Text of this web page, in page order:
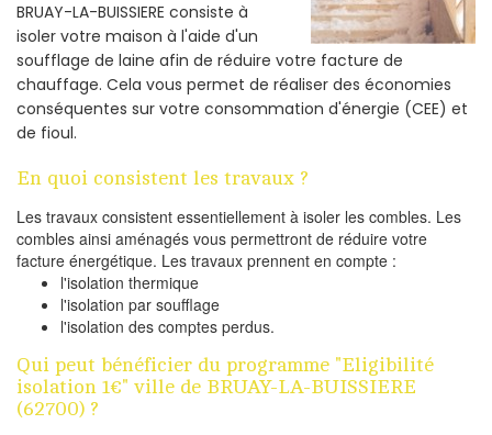
BRUAY-LA-BUISSIERE consiste à
isoler votre maison à l'aide d'un
soufflage de laine afin de réduire votre facture de
chauffage. Cela vous permet de réaliser des économies
conséquentes sur votre consommation d'énergie (CEE) et
de fioul.
En quoi consistent les travaux ?
Les travaux consistent essentiellement à isoler les combles. Les
combles ainsi aménagés vous permettront de réduire votre
facture énergétique. Les travaux prennent en compte :
l'isolation thermique
l'isolation par soufflage
l'isolation des comptes perdus.
Qui peut bénéficier du programme "Eligibilité
isolation 1€" ville de BRUAY-LA-BUISSIERE
(62700) ?